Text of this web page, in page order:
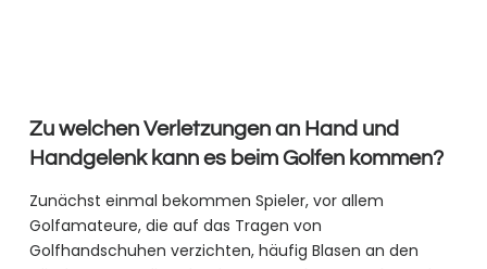
Zu welchen Verletzungen an Hand und
Handgelenk kann es beim Golfen kommen?
Zunächst einmal bekommen Spieler, vor allem
Golfamateure, die auf das Tragen von
Golfhandschuhen verzichten, häufig Blasen an den